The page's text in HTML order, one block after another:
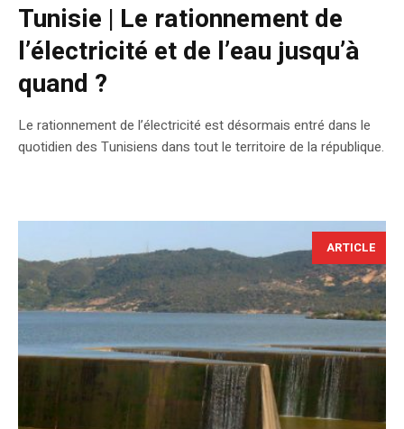
Tunisie | Le rationnement de
l’électricité et de l’eau jusqu’à
quand ?
Le rationnement de l’électricité est désormais entré dans le
quotidien des Tunisiens dans tout le territoire de la république.
ARTICLE